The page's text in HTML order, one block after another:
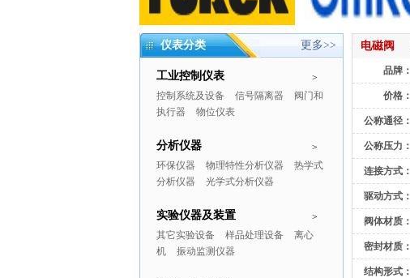
仪表分类 更多>>
>
工业控制仪表
控制系统及设备 信号隔离器
阀门和
执行器
物位仪表
>
分析仪器
环保仪器 物理特性分析仪器
热学式
分析仪器
光学式分析仪器
>
实验仪器及装置
其它实验设备 样品处理设备
离心
机
振动监测仪器
电磁阀
品牌：
价格：
公称通径：
公称压力：
连接方式：
驱动方式：
阀体材质：
密封材质：
结构形式：